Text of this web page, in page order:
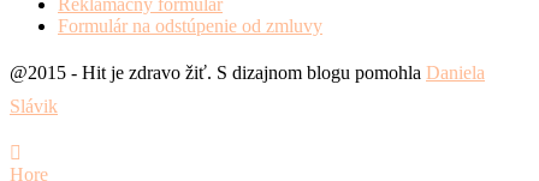
Reklamačný formulár
Formulár na odstúpenie od zmluvy
@2015 - Hit je zdravo žiť. S dizajnom blogu pomohla Daniela
Slávik
Hore